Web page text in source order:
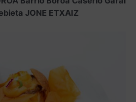
JONE ETXAIZ